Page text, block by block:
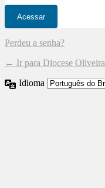
Perdeu a senha?
← Ir para Diocese Oliveira
Idioma